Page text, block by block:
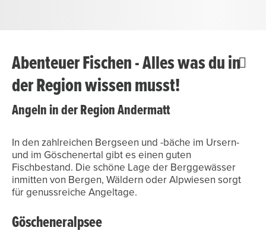
Abenteuer Fischen - Alles was du in
der Region wissen musst!
Angeln in der Region Andermatt
In den zahlreichen Bergseen und -bäche im Ursern-
und im Göschenertal gibt es einen guten
Fischbestand. Die schöne Lage der Berggewässer
inmitten von Bergen, Wäldern oder Alpwiesen sorgt
für genussreiche Angeltage.
Göscheneralpsee